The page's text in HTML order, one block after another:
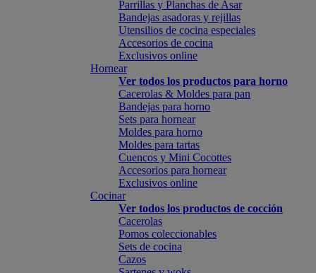
Parrillas y Planchas de Asar
Bandejas asadoras y rejillas
Utensilios de cocina especiales
Accesorios de cocina
Exclusivos online
Hornear
Ver todos los productos para horno
Cacerolas & Moldes para pan
Bandejas para horno
Sets para hornear
Moldes para horno
Moldes para tartas
Cuencos y Mini Cocottes
Accesorios para hornear
Exclusivos online
Cocinar
Ver todos los productos de cocción
Cacerolas
Pomos coleccionables
Sets de cocina
Cazos